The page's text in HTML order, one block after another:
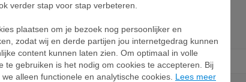
Rival Sneakers
Filter 1
verder stap voor stap verbeteren.
plaatsen om je bezoek nog persoonlijker en
zodat wij en derde partijen jou internetgedrag kunnen
content kunnen laten zien. Om optimaal in volle
te gebruiken is het nodig om cookies te accepteren. Bij
alleen functionele en analytische cookies. Lees meer